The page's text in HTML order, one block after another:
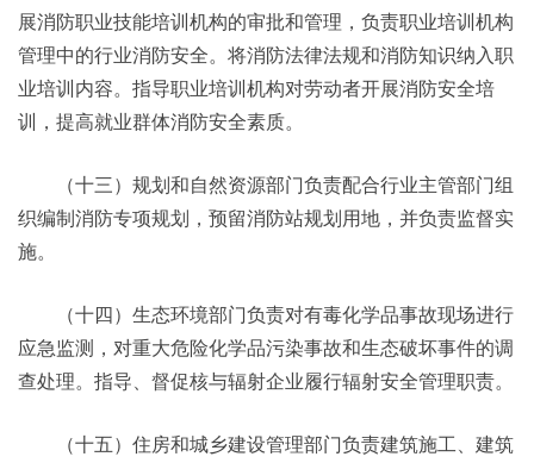
展消防职业技能培训机构的审批和管理，负责职业培训机构
管理中的行业消防安全。将消防法律法规和消防知识纳入职
业培训内容。指导职业培训机构对劳动者开展消防安全培
训，提高就业群体消防安全素质。
（十三）规划和自然资源部门负责配合行业主管部门组
织编制消防专项规划，预留消防站规划用地，并负责监督实
施。
（十四）生态环境部门负责对有毒化学品事故现场进行
应急监测，对重大危险化学品污染事故和生态破坏事件的调
查处理。指导、督促核与辐射企业履行辐射安全管理职责。
（十五）住房和城乡建设管理部门负责建筑施工、建筑